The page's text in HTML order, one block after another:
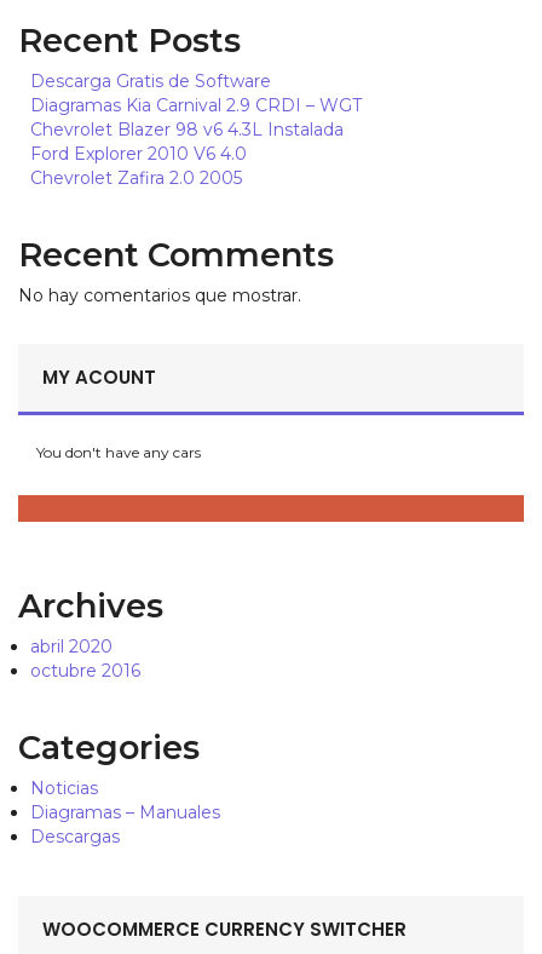
CLP, $
EUR, €
BRL, R$
DOP, $
Recent Posts
Descarga Gratis de Software
Diagramas Kia Carnival 2.9 CRDI – WGT
Chevrolet Blazer 98 v6 4.3L Instalada
Ford Explorer 2010 V6 4.0
Chevrolet Zafira 2.0 2005
Recent Comments
No hay comentarios que mostrar.
MY ACOUNT
You don't have any cars
Archives
abril 2020
octubre 2016
Categories
Noticias
Diagramas – Manuales
Descargas
WOOCOMMERCE CURRENCY SWITCHER